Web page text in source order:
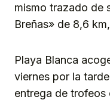
mismo trazado de
Breñas» de 8,6
Playa Blanca
viernes por la
entrega de trofeos